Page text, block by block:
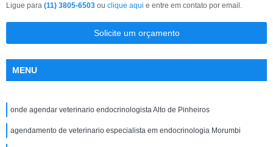
Ligue para (11) 3805-6503 ou clique aqui e entre em contato por email.
Solicite um orçamento
MENU
onde agendar veterinario endocrinologista Alto de Pinheiros
agendamento de veterinario especialista em endocrinologia Morumbi